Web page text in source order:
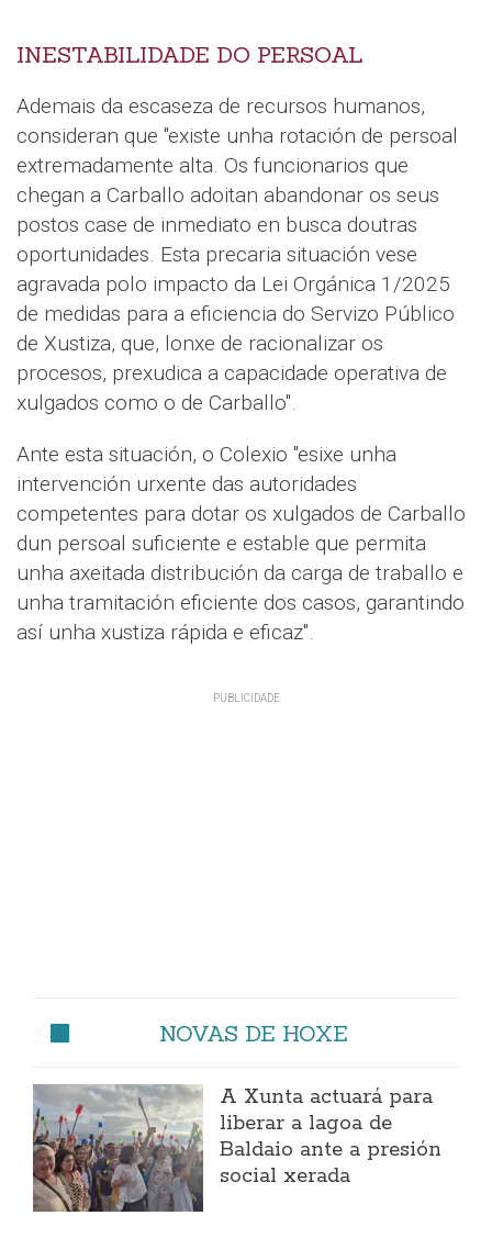
INESTABILIDADE DO PERSOAL
Ademais da escaseza de recursos humanos,
consideran que "existe unha rotación de persoal
extremadamente alta. Os funcionarios que
chegan a Carballo adoitan abandonar os seus
postos case de inmediato en busca doutras
oportunidades. Esta precaria situación vese
agravada polo impacto da Lei Orgánica 1/2025
de medidas para a eficiencia do Servizo Público
de Xustiza, que, lonxe de racionalizar os
procesos, prexudica a capacidade operativa de
xulgados como o de Carballo".
Ante esta situación, o Colexio "esixe unha
intervención urxente das autoridades
competentes para dotar os xulgados de Carballo
dun persoal suficiente e estable que permita
unha axeitada distribución da carga de traballo e
unha tramitación eficiente dos casos, garantindo
así unha xustiza rápida e eficaz".
NOVAS DE HOXE
A Xunta actuará para
liberar a lagoa de
Baldaio ante a presión
social xerada